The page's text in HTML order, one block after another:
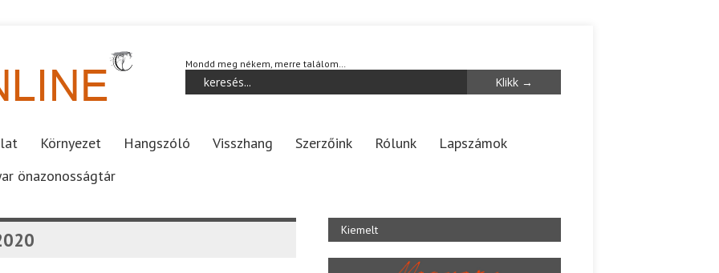
Mondd meg nékem, merre találom…
Környezet Hangszóló Visszhang Szerzőink Rólunk
Lapszámok
önazonosságtár
Kiemelt